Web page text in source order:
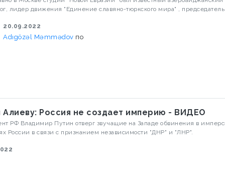
лидер движения "Единение славяно-тюркского мира" ,
20.09.2022
Adıgözəl Məmmədov по
Путин Алиеву: Россия не создает империю - ВИДЕО
РФ Владимир Путин отверг звучащие на Западе обвинения в
России в связи с признанием независимости "ДНР" и "ЛНР".